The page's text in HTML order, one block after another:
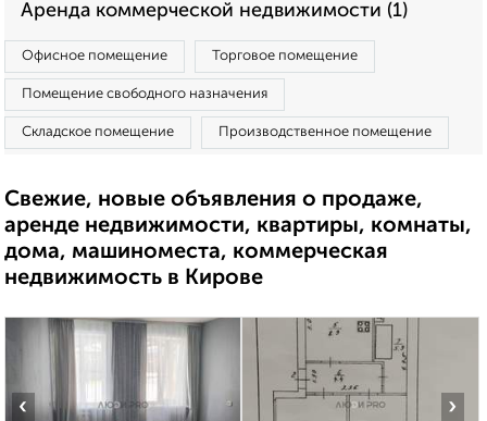
Аренда коммерческой недвижимости (1)
Офисное помещение Торговое помещение
Помещение свободного назначения
Складское помещение Производственное помещение
Свежие, новые объявления о продаже,
аренде недвижимости, квартиры, комнаты,
дома, машиноместа, коммерческая
недвижимость в Кирове
‹ ›